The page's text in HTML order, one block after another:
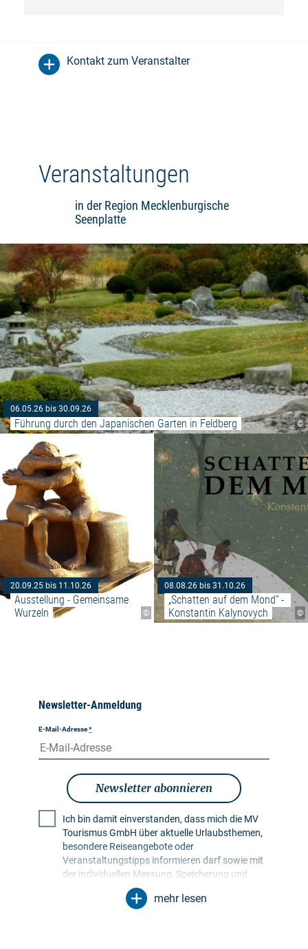
Kontakt zum Veranstalter
Veranstaltungen
in der Region Mecklenburgische
Seenplatte
©
06.05.26 bis 30.09.26
Führung durch den Japanischen Garten in Feldberg
©
20.09.25 bis 11.10.26
Ausstellung - Gemeinsame
Wurzeln
Weiterlesen: "Ausstellung -
©
08.08.26 bis 31.10.26
„Schatten auf dem Mond“ -
Konstantin Kalynovych
Newsletter-Anmeldung
E-Mail-Adresse*
Newsletter abonnieren
Ich bin damit einverstanden, dass mich die MV
Tourismus GmbH über aktuelle Urlaubsthemen,
besondere Reiseangebote oder
Veranstaltungstipps informieren darf sowie mit
der individuellen Messung, Speicherung und
Auswertung von Öffnungs- und Klickraten in
Empfängerprofilen zu Zwecken der Gestaltung
mehr lesen